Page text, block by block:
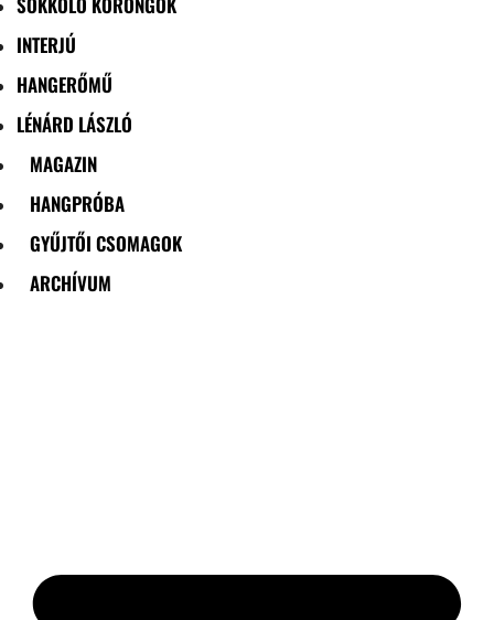
INTERJÚ
HANGERŐMŰ
LÉNÁRD LÁSZLÓ
MAGAZIN
HANGPRÓBA
GYŰJTŐI CSOMAGOK
ARCHÍVUM